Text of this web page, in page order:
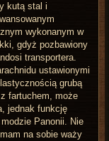
kutą stal i
wykonanym w
gdyż pozbawiony
transportera.
ustawionymi
grubą
fartuchem, może
jednak funkcję
Panonii. Nie
na sobie waży